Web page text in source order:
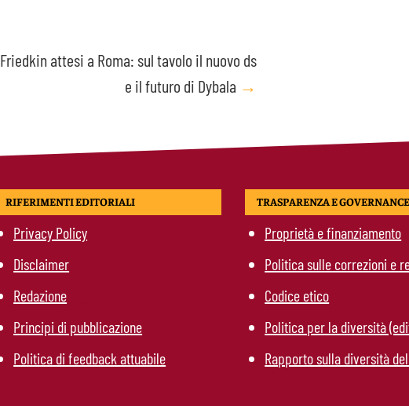
Friedkin attesi a Roma: sul tavolo il nuovo ds
e il futuro di Dybala →
RIFERIMENTI EDITORIALI
Privacy Policy
Disclaimer
Redazione
Principi di pubblicazione
Politica di feedback attuabile
TRASPARENZA E GOVERNANCE
Proprietà e finanziamento
Politica sulle correzioni e
Codice etico
Politica per la diversità
Rapporto sulla diversità